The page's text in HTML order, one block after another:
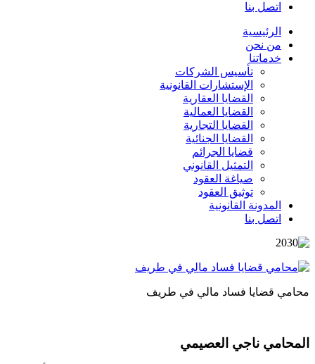
اتصل بنا
الرئيسية
من نحن
خدماتنا
تأسيس الشركات
الإستشارات القانونية
القضايا العقارية
القضايا العمالية
القضايا التجارية
القضايا الجنائية
قضايا الجرائم
التمثيل القانوني
صياغة العقود
توثيق العقود
المدونة القانونية
اتصل بنا
محامي قضايا فساد مالي في طريف
المحامي ناجي العصيمي